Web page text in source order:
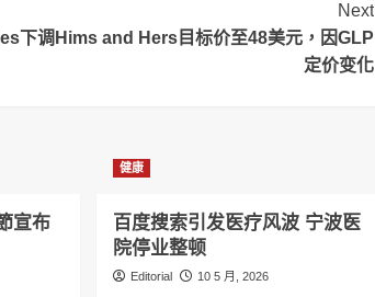
Next
下调Hims and Hers目标价至48美元，因GLP
定价变化
宣布
健康
百度搜索引发医疗风波 宁波医
院停业整顿
Editorial 10 5 月, 2026